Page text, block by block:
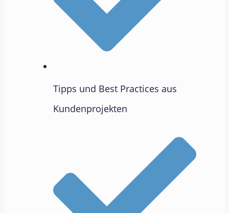
Tipps und Best Practices aus
Kundenprojekten